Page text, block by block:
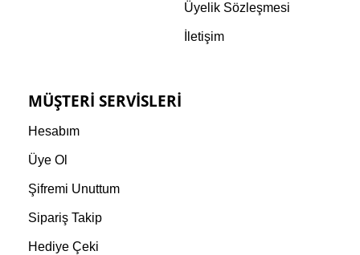
Üyelik Sözleşmesi
İletişim
MÜŞTERI SERVISLERI
Hesabım
Üye Ol
Şifremi Unuttum
Sipariş Takip
Hediye Çeki